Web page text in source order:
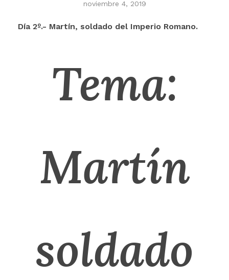
noviembre 4, 2019
Día 2º.- Martín, soldado del Imperio Romano.
Tema:
Martín
soldado